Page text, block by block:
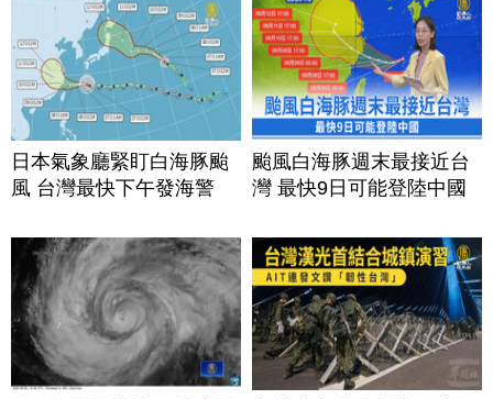
日本氣象廳緊盯白海豚颱
風 台灣最快下午發海警
颱風白海豚週末最接近台
灣 最快9日可能登陸中國